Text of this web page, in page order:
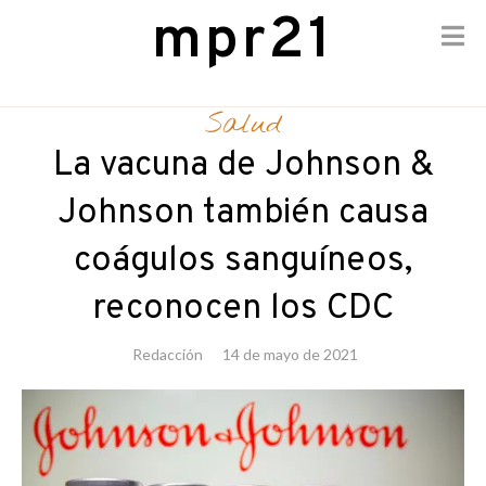
mpr21
Salud
La vacuna de Johnson &
Johnson también causa
coágulos sanguíneos,
reconocen los CDC
Redacción 14 de mayo de 2021